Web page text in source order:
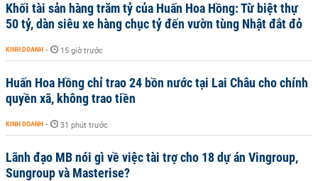
Khối tài sản hàng trăm tỷ của Huấn Hoa Hồng: Từ biệt thự
50 tỷ, dàn siêu xe hàng chục tỷ đến vườn tùng Nhật đắt đỏ
KINH DOANH - 15 giờ trước
Huấn Hoa Hồng chỉ trao 24 bồn nước tại Lai Châu cho chính
quyền xã, không trao tiền
KINH DOANH - 31 phút trước
Lãnh đạo MB nói gì về việc tài trợ cho 18 dự án Vingroup,
Sungroup và Masterise?